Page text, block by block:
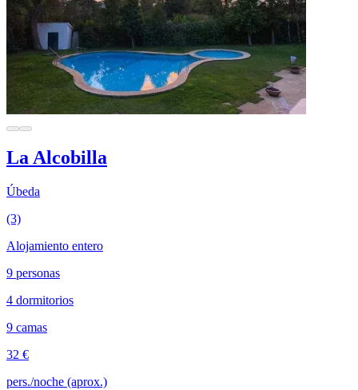
La Alcobilla
Úbeda
(3)
Alojamiento entero
9 personas
4 dormitorios
9 camas
32 €
pers./noche (aprox.)